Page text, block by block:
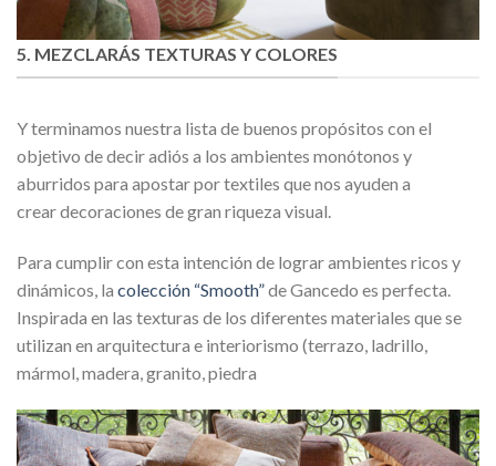
5. MEZCLARÁS TEXTURAS Y COLORES
Y terminamos nuestra lista de buenos propósitos con el
objetivo de decir adiós a los ambientes monótonos y
aburridos para apostar por textiles que nos ayuden a
crear decoraciones de gran riqueza visual.
Para cumplir con esta intención de lograr ambientes ricos y
dinámicos, la colección “Smooth”de Gancedo es perfecta.
Inspirada en las texturas de los diferentes materiales que se
utilizan en arquitectura e interiorismo (terrazo, ladrillo,
mármol, madera, granito, piedra